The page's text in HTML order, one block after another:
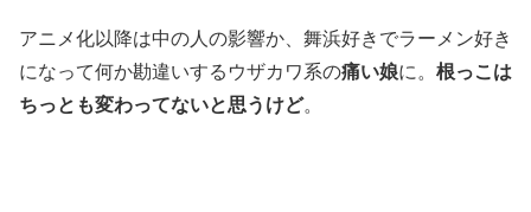
アニメ化以降は中の人の影響か、舞浜好きでラーメン好き
になって何か勘違いするウザカワ系の痛い娘に。 根っこは
ちっとも変わってないと思うけど。